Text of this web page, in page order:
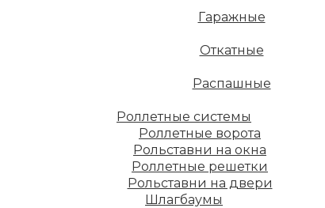
Гаражные
Откатные
Распашные
Роллетные системы
Роллетные ворота
Рольставни на окна
Роллетные решетки
Рольставни на двери
Шлагбаумы